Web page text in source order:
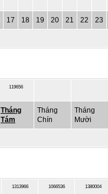
17 18 19 20 21 22 23
119656
Tháng
Tám
Tháng
Chín
Tháng
Mười
1313966 1066536 1380004